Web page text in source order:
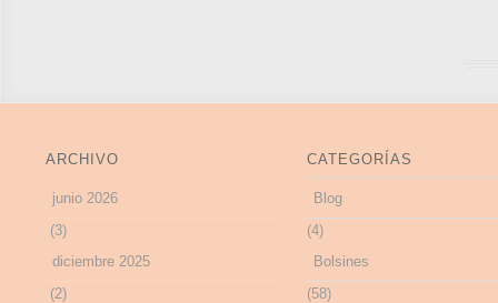
ARCHIVO
junio 2026
(3)
diciembre 2025
(2)
CATEGORÍAS
Blog
(4)
Bolsines
(58)